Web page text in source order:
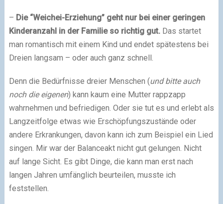
– Die “Weichei-Erziehung” geht nur bei einer geringen
Kinderanzahl in der Familie so richtig gut.Das startet
man romantisch mit einem Kind und endet spätestens bei
Dreien langsam – oder auch ganz schnell.
Denn die Bedürfnisse dreier Menschen (und bitte auch
noch die eigenen) kann kaum eine Mutter rappzapp
wahrnehmen und befriedigen. Oder sie tut es und erlebt als
Langzeitfolge etwas wie Erschöpfungszustände oder
andere Erkrankungen, davon kann ich zum Beispiel ein Lied
singen. Mir war der Balanceakt nicht gut gelungen. Nicht
auf lange Sicht. Es gibt Dinge, die kann man erst nach
langen Jahren umfänglich beurteilen, musste ich
feststellen.